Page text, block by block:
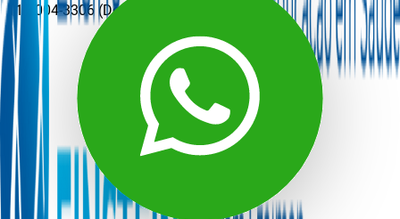
11 3004-3306 (Demais localidades)